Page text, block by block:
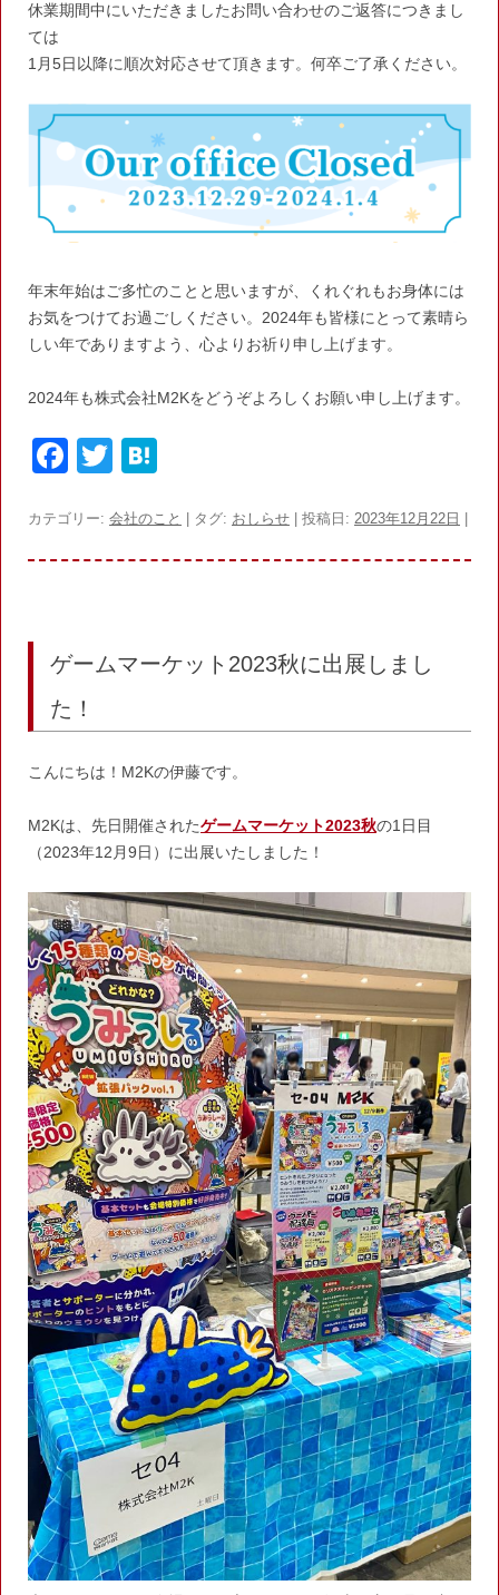
休業期間中にいただきましたお問い合わせのご返答につきまし
ては
1月5日以降に順次対応させて頂きます。何卒ご了承ください。
年末年始はご多忙のことと思いますが、くれぐれもお身体には
お気をつけてお過ごしください。2024年も皆様にとって素晴ら
しい年でありますよう、心よりお祈り申し上げます。
2024年も株式会社M2Kをどうぞよろしくお願い申し上げます。
F
c
e
o
k
T
itt
er
e
n
カテゴリー: 会社のこと | タグ: おしらせ | 投稿日: 2023年12月22日
ゲームマーケット2023秋に出展しまし
た！
こんにちは！M2Kの伊藤です。
M2Kは、先日開催されたゲームマーケット2023秋の1日目
（2023年12月9日）に出展いたしました！